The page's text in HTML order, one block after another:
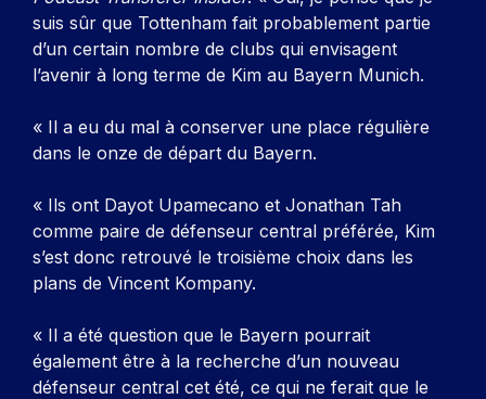
suis sûr que Tottenham fait probablement partie
d’un certain nombre de clubs qui envisagent
l’avenir à long terme de Kim au Bayern Munich.
« Il a eu du mal à conserver une place régulière
dans le onze de départ du Bayern.
« Ils ont Dayot Upamecano et Jonathan Tah
comme paire de défenseur central préférée, Kim
s’est donc retrouvé le troisième choix dans les
plans de Vincent Kompany.
« Il a été question que le Bayern pourrait
également être à la recherche d’un nouveau
défenseur central cet été, ce qui ne ferait que le